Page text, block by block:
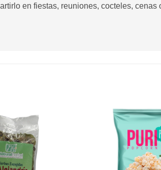
en fiestas, reuniones, cocteles,